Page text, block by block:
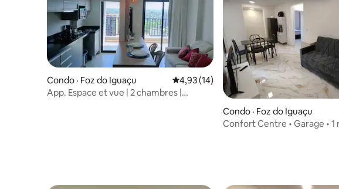
Condo · Foz do Iguaçu Note moyenne de 4,93 sur 5, 14
4,93 (14)
App. Espace et vue | 2 chambres |
Condo · Foz do Iguaçu
Confort Centre • Garage • 1